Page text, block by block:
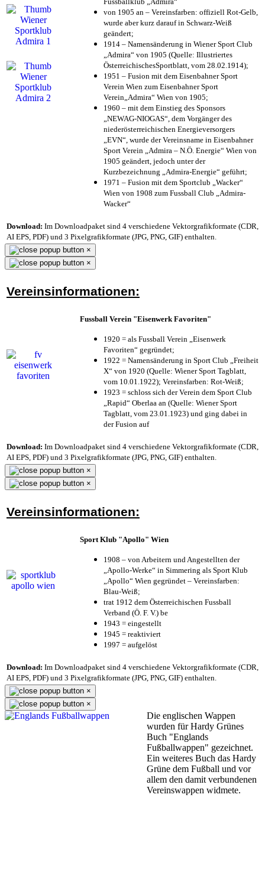
von 1905 an – Vereinsfarben: offiziell Rot-Gelb,
wurde aber kurz darauf in Schwarz-Weiß
geändert;
1914 – Namensänderung in Wiener Sport Club
„Admira“ von 1905 (Quelle: Illustriertes
ÖsterreichischesSportblatt, vom 28.02.1914);
1951 – Fusion mit dem Eisenbahner Sport
Verein Wien zum Eisenbahner Sport
Verein„Admira“ Wien von 1905;
1960 – mit dem Einstieg des Sponsors
„NEWAG-NIOGAS“, dem Vorgänger des
niederösterreichischen Energieversorgers
„EVN“, wurde der Vereinsname in Eisenbahner
Sport Verein „Admira – N.Ö. Energie“ Wien von
1905 geändert, jedoch unter der
Kurzbezeichnung „Admira-Energie“ geführt;
1971 – Fusion mit dem Sportclub „Wacker“
Wien von 1908 zum Fussball Club „Admira-
Wacker“
Download: Im Downloadpaket sind 4 verschiedene Vektorgrafikformate (CDR,
AI EPS, PDF) und 3 Pixelgrafikformate (JPG, PNG, GIF) enthalten.
×
×
Vereinsinformationen:
Fussball Verein "Eisenwerk Favoriten"
1920 = als Fussball Verein „Eisenwerk
Favoriten“ gegründet;
1922 = Namensänderung in Sport Club „Freiheit
X“ von 1920 (Quelle: Wiener Sport Tagblatt,
vom 10.01.1922); Vereinsfarben: Rot-Weiß;
1923 = schloss sich der Verein dem Sport Club
„Rapid“ Oberlaa an (Quelle: Wiener Sport
Tagblatt, vom 23.01.1923) und ging dabei in
der Fusion auf
Download: Im Downloadpaket sind 4 verschiedene Vektorgrafikformate (CDR,
AI EPS, PDF) und 3 Pixelgrafikformate (JPG, PNG, GIF) enthalten.
×
×
Vereinsinformationen:
Sport Klub "Apollo" Wien
1908 – von Arbeitern und Angestellten der
„Apollo-Werke“ in Simmering als Sport Klub
„Apollo“ Wien gegründet – Vereinsfarben:
Blau-Weiß;
trat 1912 dem Österreichischen Fussball
Verband (Ö. F. V.) be
1943 = eingestellt
1945 = reaktiviert
1997 = aufgelöst
Download: Im Downloadpaket sind 4 verschiedene Vektorgrafikformate (CDR,
AI EPS, PDF) und 3 Pixelgrafikformate (JPG, PNG, GIF) enthalten.
×
×
Die englischen Wappen
wurden für Hardy Grünes
Buch "Englands
Fußballwappen" gezeichnet.
Ein weiteres Buch das Hardy
Grüne dem Fußball und vor
allem den damit verbundenen
Vereinswappen widmete.